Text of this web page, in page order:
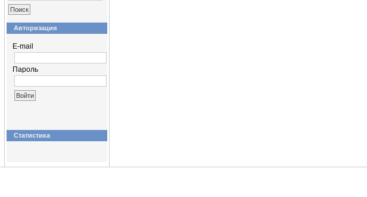
Авторизация
E-mail
Пароль
Статистика